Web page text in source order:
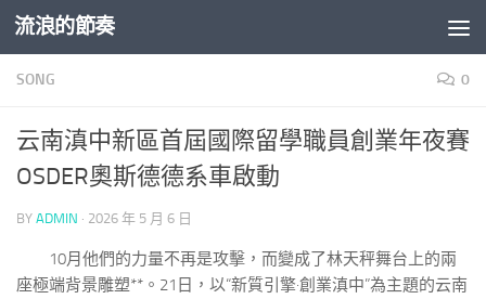
Skip to content
流浪的節奏
SONG 0
云南滇中新區首屆國際留學職員創業年夜賽
OSDER奧斯德德系車啟動
BY ADMIN · 2026 年 5 月 6 日
10月他們的力量不再是攻擊，而變成了林天秤舞台上的兩
座極端背景雕塑**。21日，以“新質引擎·創業滇中”為主題的云南